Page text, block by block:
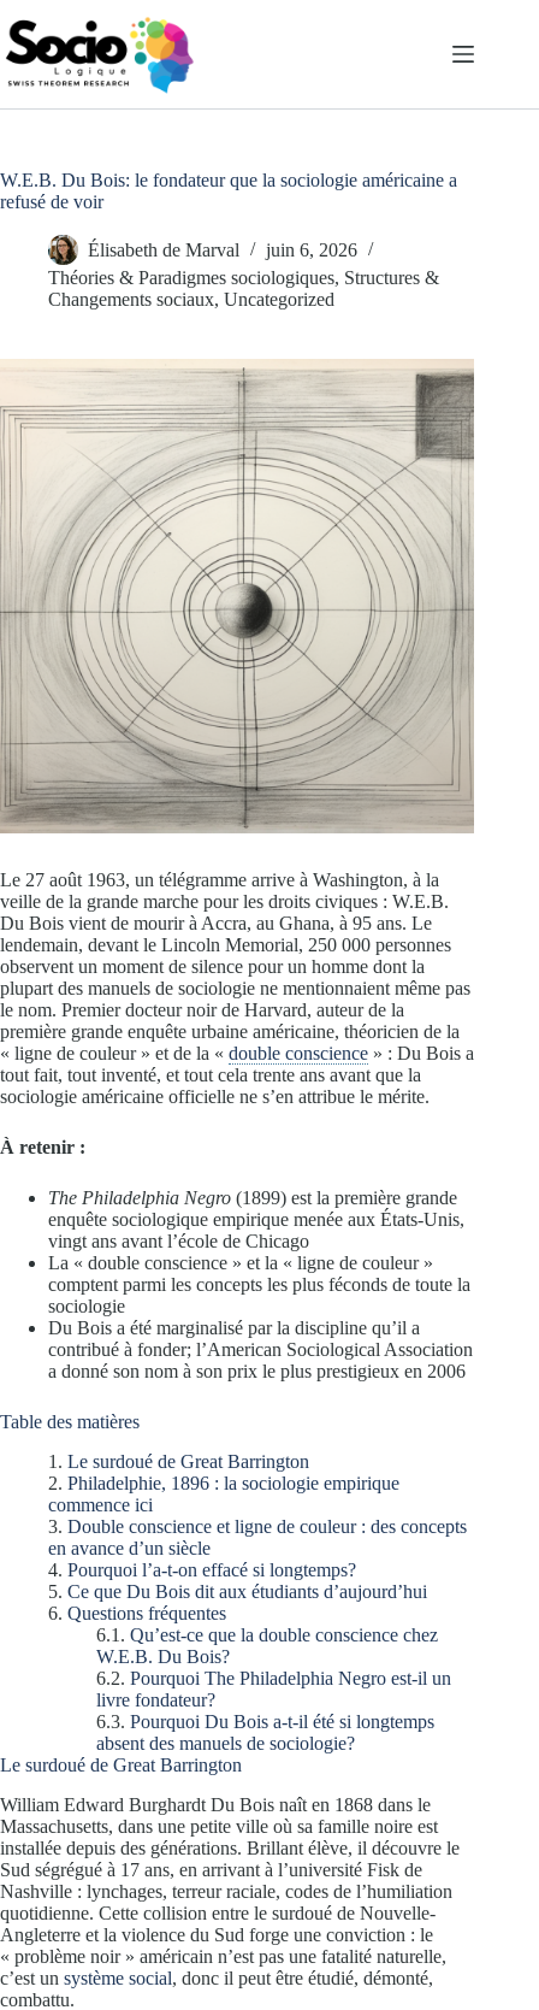
au
contenu
W.E.B. Du Bois: le fondateur que la sociologie américaine a
refusé de voir
Élisabeth de Marval
juin 6, 2026
Théories & Paradigmes sociologiques, Structures &
Changements sociaux, Uncategorized
Le 27 août 1963, un télégramme arrive à Washington, à la
veille de la grande marche pour les droits civiques : W.E.B.
Du Bois vient de mourir à Accra, au Ghana, à 95 ans. Le
lendemain, devant le Lincoln Memorial, 250 000 personnes
observent un moment de silence pour un homme dont la
plupart des manuels de sociologie ne mentionnaient même pas
le nom. Premier docteur noir de Harvard, auteur de la
première grande enquête urbaine américaine, théoricien de la
« ligne de couleur » et de la « double conscience » : Du Bois a
tout fait, tout inventé, et tout cela trente ans avant que la
sociologie américaine officielle ne s’en attribue le mérite.
À retenir :
The Philadelphia Negro (1899) est la première grande
enquête sociologique empirique menée aux États-Unis,
vingt ans avant l’école de Chicago
La « double conscience » et la « ligne de couleur »
comptent parmi les concepts les plus féconds de toute la
sociologie
Du Bois a été marginalisé par la discipline qu’il a
contribué à fonder; l’American Sociological Association
a donné son nom à son prix le plus prestigieux en 2006
Table des matières
Le surdoué de Great Barrington
Philadelphie, 1896 : la sociologie empirique
commence ici
Double conscience et ligne de couleur : des concepts
en avance d’un siècle
Pourquoi l’a-t-on effacé si longtemps?
Ce que Du Bois dit aux étudiants d’aujourd’hui
Questions fréquentes
Qu’est-ce que la double conscience chez
W.E.B. Du Bois?
Pourquoi The Philadelphia Negro est-il un
livre fondateur?
Pourquoi Du Bois a-t-il été si longtemps
absent des manuels de sociologie?
Le surdoué de Great Barrington
William Edward Burghardt Du Bois naît en 1868 dans le
Massachusetts, dans une petite ville où sa famille noire est
installée depuis des générations. Brillant élève, il découvre le
Sud ségrégué à 17 ans, en arrivant à l’université Fisk de
Nashville : lynchages, terreur raciale, codes de l’humiliation
quotidienne. Cette collision entre le surdoué de Nouvelle-
Angleterre et la violence du Sud forge une conviction : le
« problème noir » américain n’est pas une fatalité naturelle,
c’est un système social, donc il peut être étudié, démonté,
combattu.